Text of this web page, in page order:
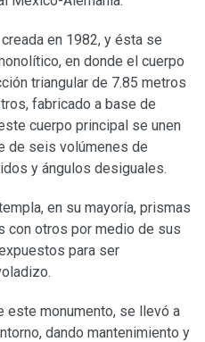
en 1982, y ésta se
en donde el cuerpo
triangular de 7.85 metros
fabricado a base de
cuerpo principal se unen
de seis volúmenes de
y ángulos desiguales.
en su mayoría, prismas
con otros por medio de sus
para ser
este monumento, se llevó a
dando mantenimiento y